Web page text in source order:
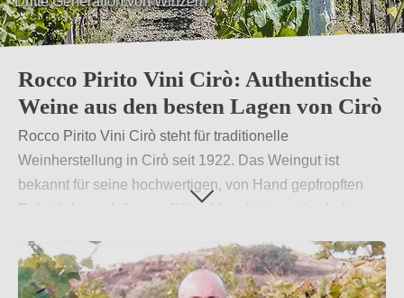
Rocco Pirito Vini Cirò: Authentische
Weine aus den besten Lagen von Cirò
Rocco Pirito Vini Cirò steht für traditionelle
Weinherstellung in Cirò seit 1922. Das Weingut ist
bekannt für seine hochwertigen, von Hand gepfropften
Rebstöcke und die sorgfältige Verarbeitung durch den
Gaglioppo-Traube, zeichnen sich durch Authentizität und
hohen Qualitätsstandard aus. Diese Hingabe zur